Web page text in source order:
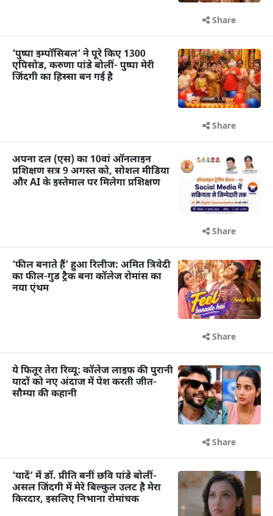
Share
‘पुष्पा इम्पॉसिबल’ ने पूरे किए 1300
एपिसोड, करुणा पांडे बोलीं- पुष्पा मेरी
जिंदगी का हिस्सा बन गई है
Share
अपना दल (एस) का 10वां ऑनलाइन
प्रशिक्षण सत्र 9 अगस्त को, सोशल मीडिया
और AI के इस्तेमाल पर मिलेगा प्रशिक्षण
Share
‘फील बनाते हैं’ हुआ रिलीज: अमित त्रिवेदी
का फील-गुड ट्रैक बना कॉलेज रोमांस का
नया एंथम
Share
ये फितूर तेरा रिव्यू: कॉलेज लाइफ की पुरानी
यादों को नए अंदाज में पेश करती जीत-
सौम्या की कहानी
Share
‘यादें’ में डॉ. प्रीति बनीं छवि पांडे बोलीं-
असल जिंदगी में मेरे बिल्कुल उलट है मेरा
किरदार, इसलिए निभाना रोमांचक